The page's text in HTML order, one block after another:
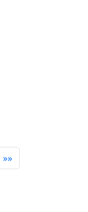
»»